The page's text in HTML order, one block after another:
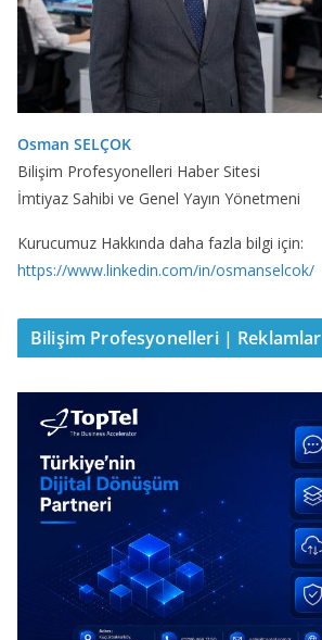
Osman SELÇOK
Bilişim Profesyonelleri Haber Sitesi
İmtiyaz Sahibi ve Genel Yayın Yönetmeni
Kurucumuz Hakkında daha fazla bilgi için:
https://www.linkedin.com/in/osmanselcok/
Bilişim Profesyonelleri | Reklamlar